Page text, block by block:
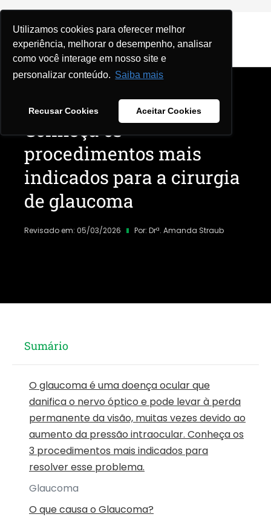
Utilizamos cookies para oferecer melhor
experiência, melhorar o desempenho, analisar
como você interage em nosso site e
personalizar conteúdo. Saiba mais
Recusar Cookies Aceitar Cookies
Conheça os
procedimentos mais
indicados para a cirurgia
de glaucoma
Revisado em: 05/03/2026 Por: Drª. Amanda Straub
Sumário
O glaucoma é uma doença ocular que
danifica o nervo óptico e pode levar à perda
permanente da visão, muitas vezes devido ao
aumento da pressão intraocular. Conheça os
3 procedimentos mais indicados para
resolver esse problema.
Glaucoma
O que causa o Glaucoma?